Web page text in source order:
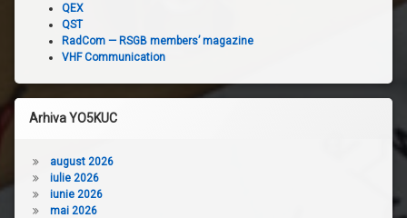
QEX
QST
RadCom — RSGB members’ magazine
VHF Communication
Arhiva YO5KUC
august 2026
iulie 2026
iunie 2026
mai 2026